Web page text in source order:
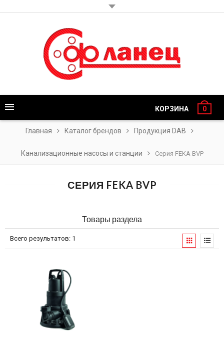
КОРЗИНА 0
Главная Каталог брендов Продукция DAB
Канализационные насосы и станции Серия FEKA BVP
СЕРИЯ FEKA BVP
Товары раздела
Всего результатов: 1